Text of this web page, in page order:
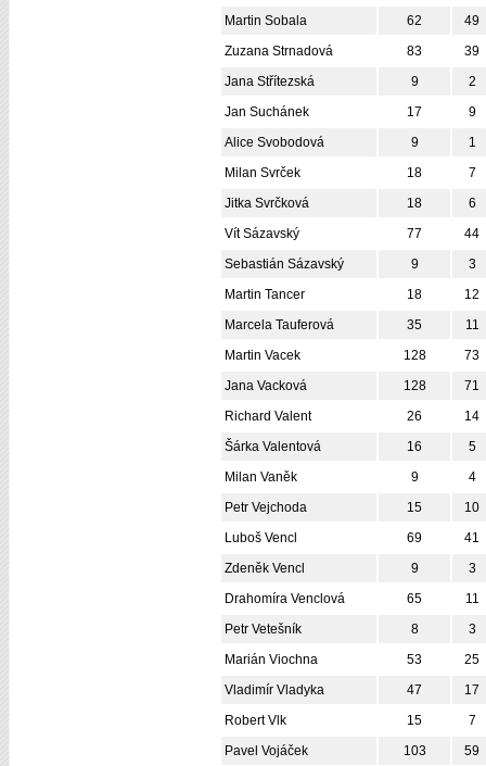
Martin Sobala 62
49
Zuzana Strnadová
83
39
Jana Střítezská
9
2
Jan Suchánek
17
9
Alice Svobodová
9
1
Milan Svrček
18
7
Jitka Svrčková
18
6
Vít Sázavský
77
44
Sebastián Sázavský
9
3
Martin Tancer
18
12
Marcela Tauferová
35
11
Martin Vacek
128
73
Jana Vacková
128
71
Richard Valent
26
14
Šárka Valentová
16
5
Milan Vaněk
9
4
Petr Vejchoda
15
10
Luboš Vencl
69
41
Zdeněk Vencl
9
3
Drahomíra Venclová
65
11
Petr Vetešník
8
3
Marián Viochna
53
25
Vladimír Vladyka
47
17
Robert Vlk
15
7
Pavel Vojáček
103
59